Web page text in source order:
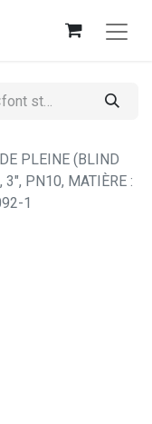
PLEINE (BLIND
3", PN10, MATIÈRE :
1